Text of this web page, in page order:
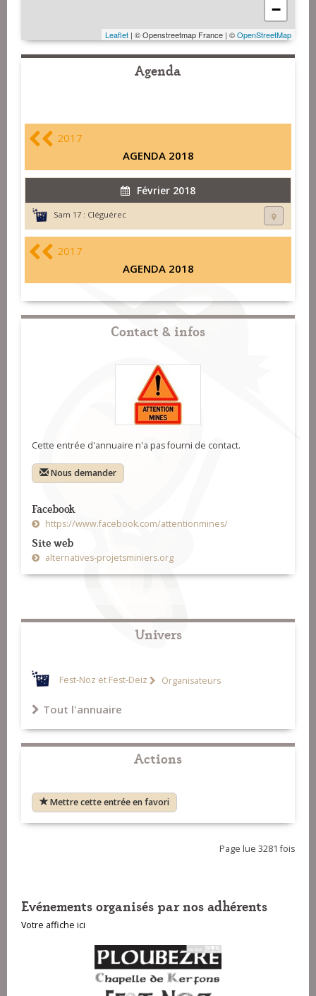
−
Leaflet | © Openstreetmap France | ©OpenStreetMap
Agenda
2017
AGENDA 2018
Février 2018
Sam 17 : Cléguérec
2017
AGENDA 2018
Contact & infos
Cette entrée d'annuaire n'a pas fourni de contact.
Nous demander
Facebook
https://www.facebook.com/attentionmines/
Site web
alternatives-projetsminiers.org
Univers
Fest-Noz et Fest-Deiz Organisateurs
Tout l'annuaire
Actions
Mettre cette entrée en favori
Page lue 3281 fois
Evénements organisés par nos adhérents
Votre affiche ici